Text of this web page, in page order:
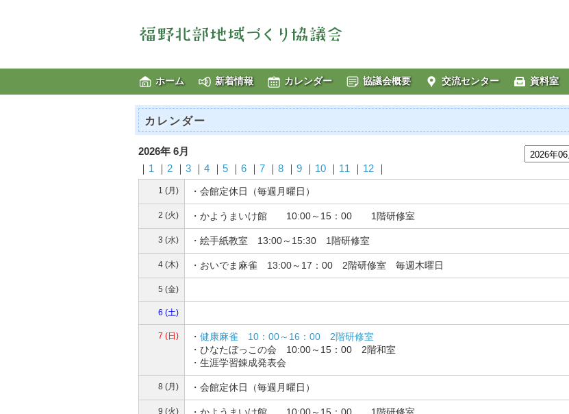
ホーム 新着情報 カレンダー 協議会概要 交流センター 資料室
カレンダー
2026年 6月
1 2 3 4 5 6 7 8 9 10 11 12
1 (月) ・会館定休日（毎週月曜日）
2 (火) ・かようまいけ館 10:00～15：00 1階研修室
3 (水) ・絵手紙教室 13:00～15:30 1階研修室
4 (木) ・おいでま麻雀 13:00～17：00 2階研修室 毎週木曜日
5 (金)
6 (土)
7 (日) ・ 健康麻雀 10：00～16：00 2階研修室
・ひなたぼっこの会 10:00～15：00 2階和室
・生涯学習錬成発表会
8 (月) ・会館定休日（毎週月曜日）
9 (火)